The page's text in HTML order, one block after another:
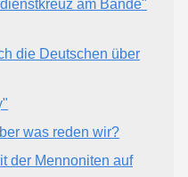
am Bande"
die Deutschen über
was reden wir?
der Mennoniten auf